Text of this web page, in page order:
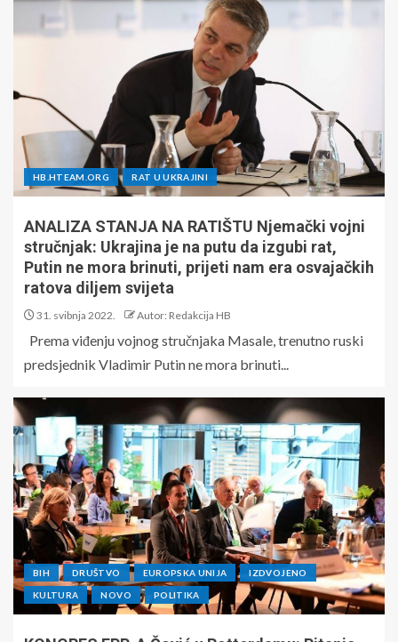
HB.HTEAM.ORG RAT U UKRAJINI
ANALIZA STANJA NA RATIŠTU Njemački vojni
stručnjak: Ukrajina je na putu da izgubi rat,
Putin ne mora brinuti, prijeti nam era osvajačkih
ratova diljem svijeta
31. svibnja 2022. Autor: Redakcija HB
Prema viđenju vojnog stručnjaka Masale, trenutno ruski
predsjednik Vladimir Putin ne mora brinuti...
BIH DRUŠTVO EUROPSKA UNIJA IZDVOJENO
KULTURA NOVO POLITIKA